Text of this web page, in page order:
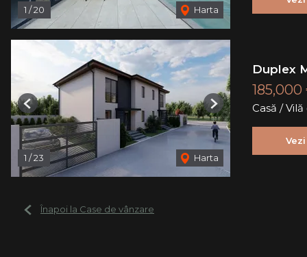
1 /20 Harta
1 /23 Harta
Previous Next
Duplex
185,000
Casă /
Înapoi la Case de vânzare